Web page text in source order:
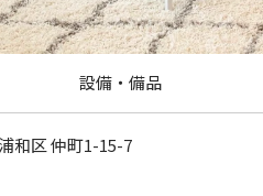
設備・備品
和区 仲町1-15-7